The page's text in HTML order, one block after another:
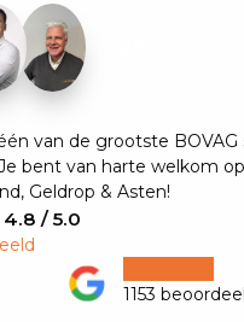
van de grootste BOVAG
bent van harte welkom
Geldrop & Asten!
4.8 / 5.0
1153